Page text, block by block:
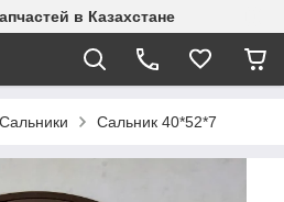
в Казахстане
Сальники Сальник 40*52*7